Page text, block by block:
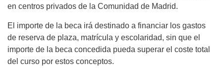
en centros privados de la Comunidad de Madrid.
El importe de la beca irá destinado a financiar los gastos
de reserva de plaza, matrícula y escolaridad, sin que el
importe de la beca concedida pueda superar el coste total
del curso por estos conceptos.